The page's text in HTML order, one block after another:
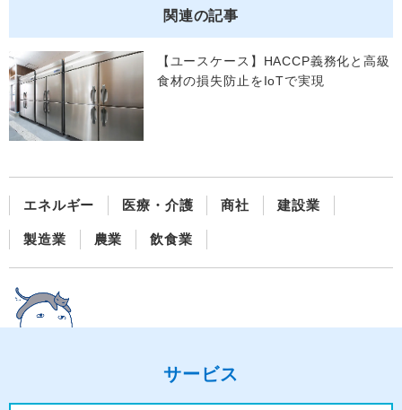
関連の記事
【ユースケース】HACCP義務化と高級
食材の損失防止をIoTで実現
エネルギー 医療・介護 商社 建設業
製造業 農業 飲食業
サービス